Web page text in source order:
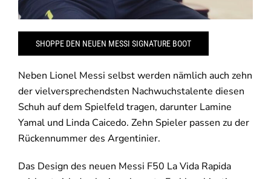
SHOPPE DEN NEUEN MESSI SIGNATURE BOOT
Neben Lionel Messi selbst werden nämlich auch zehn
der vielversprechendsten Nachwuchstalente diesen
Schuh auf dem Spielfeld tragen, darunter Lamine
Yamal und Linda Caicedo. Zehn Spieler passen zu der
Rückennummer des Argentinier.
Das Design des neuen Messi F50 La Vida Rapida